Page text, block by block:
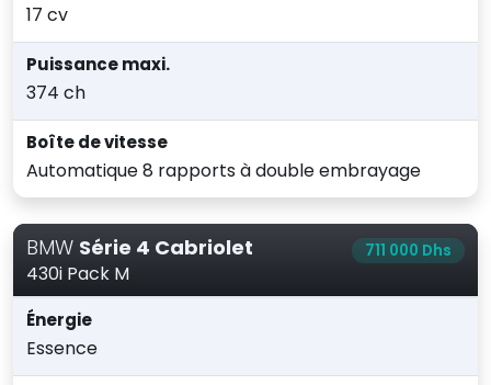
17 cv
Puissance maxi.
374 ch
Boîte de vitesse
Automatique 8 rapports à double embrayage
BMW Série 4 Cabriolet
430i Pack M
711 000 Dhs
Énergie
Essence